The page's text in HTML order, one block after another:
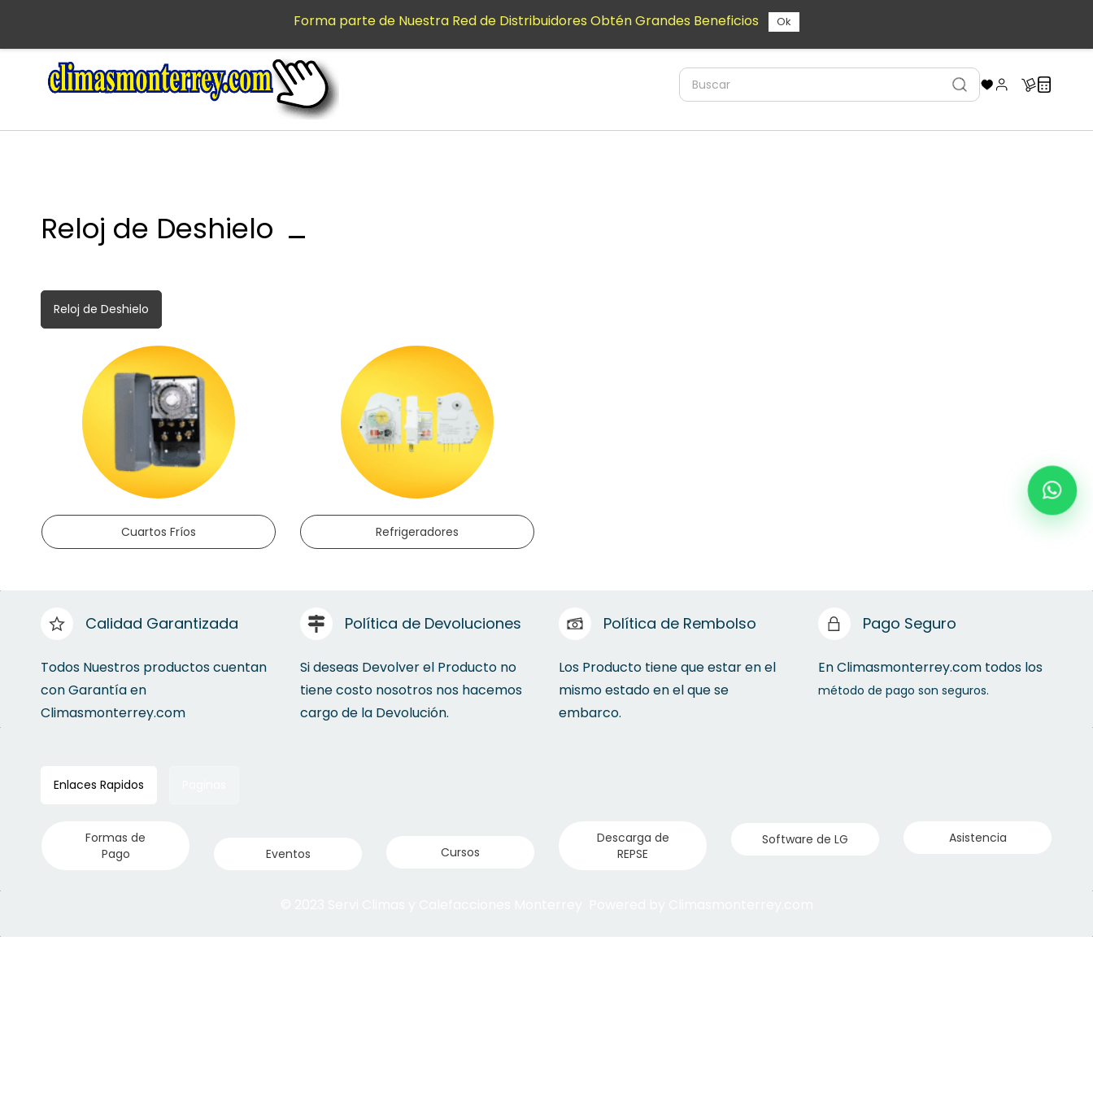
principal
Reloj de Deshielo
Reloj de Deshielo
Cuartos Fríos Refrigeradores
Calidad Garantizada
Todos Nuestros productos cuentan
con Garantía en
Climasmonterrey.com
Política de Devoluciones
Si deseas Devolver el Producto no
tiene costo nosotros nos hacemos
cargo de la Devolución.
Política de Rembolso
Los Producto tiene que estar en el
mismo estado en el que se
embarco.
Pago Seguro
En Climasmonterrey.com todos los
método de pago son seguros.
Enlaces Rapidos
Formas de
Pago
Eventos Cursos
Descarga de
REPSE
Software de LG Asistencia
Forma parte de Nuestra Red de Distribuidores Obtén Grandes Beneficios Ok